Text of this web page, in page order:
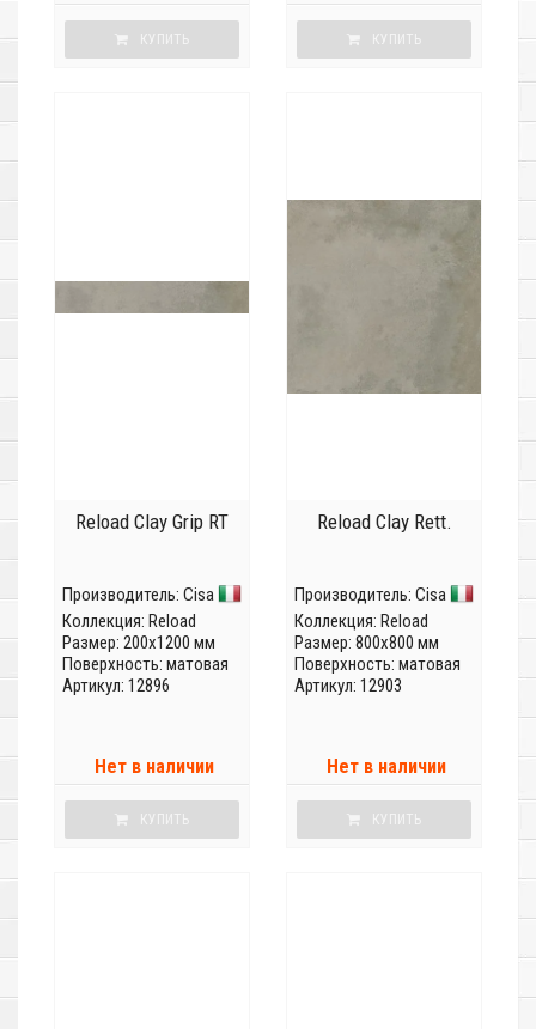
КУПИТЬ КУПИТЬ
Reload Clay Grip RT
Производитель: Cisa
Коллекция: Reload
Размер: 200x1200 мм
Поверхность: матовая
Артикул: 12896
Нет в наличии
КУПИТЬ
Reload Clay Rett.
Производитель: Cisa
Коллекция: Reload
Размер: 800x800 мм
Поверхность: матовая
Артикул: 12903
Нет в наличии
КУПИТЬ